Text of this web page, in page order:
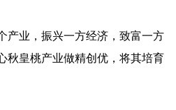
产业，振兴一方经济，致富一方
秋皇桃产业做精创优，将其培育